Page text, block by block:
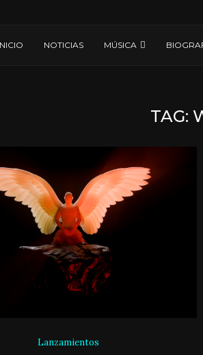
NOTICIAS MÚSICA
TAG:
Lanzamientos